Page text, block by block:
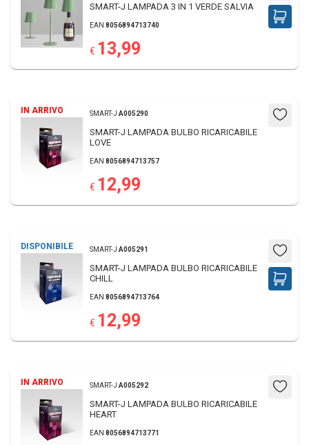
SMART-J LAMPADA 3 IN 1 VERDE SALVIA
EAN 8056894713740
€ 13,99
IN ARRIVO SMART-J A005290
SMART-J LAMPADA BULBO RICARICABILE
LOVE
EAN 8056894713757
€ 12,99
DISPONIBILE SMART-J A005291
SMART-J LAMPADA BULBO RICARICABILE
CHILL
EAN 8056894713764
€ 12,99
IN ARRIVO SMART-J A005292
SMART-J LAMPADA BULBO RICARICABILE
HEART
EAN 8056894713771